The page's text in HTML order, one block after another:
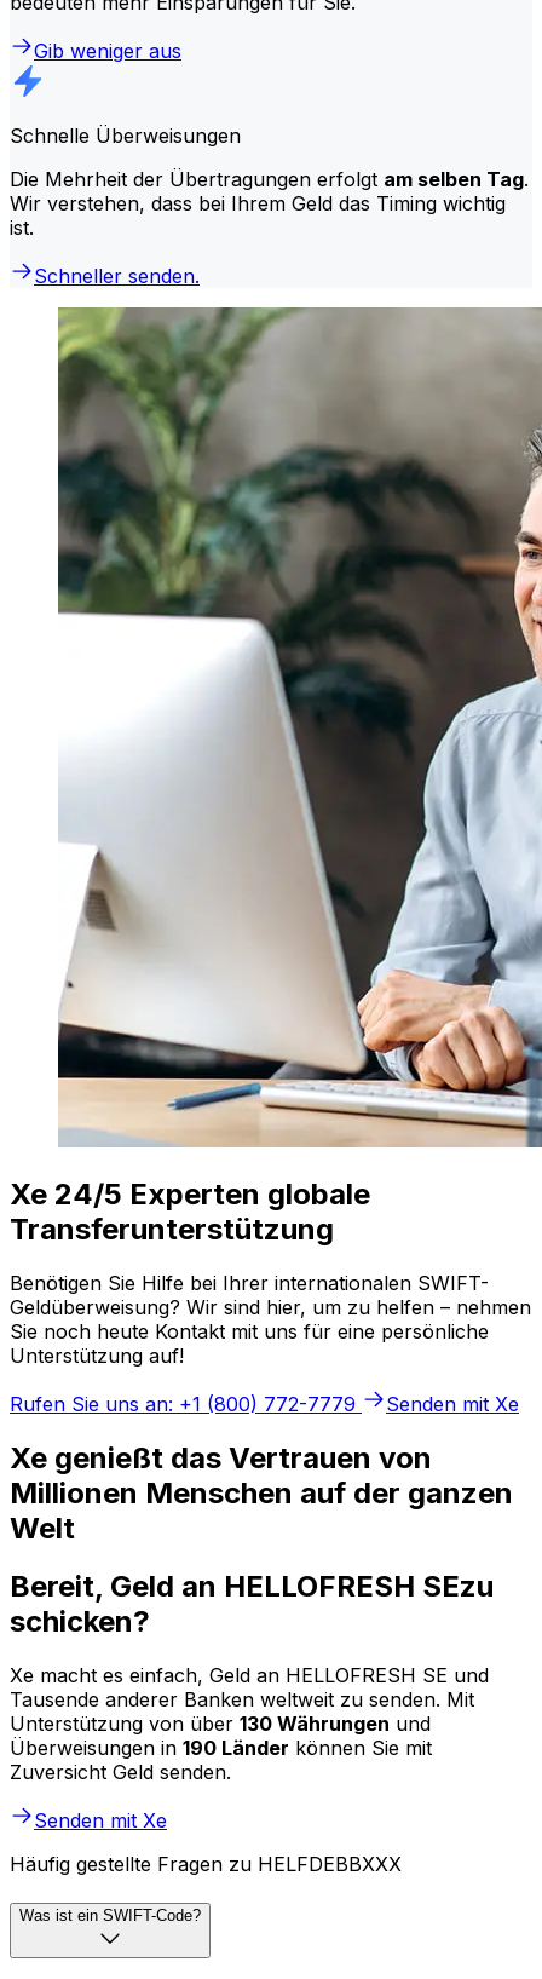
Gib weniger aus
Schnelle Überweisungen
Die Mehrheit der Übertragungen erfolgt am selben Tag.
Wir verstehen, dass bei Ihrem Geld das Timing wichtig
ist.
Schneller senden.
Xe 24/5 Experten globale
Transferunterstützung
Benötigen Sie Hilfe bei Ihrer internationalen SWIFT-
Geldüberweisung? Wir sind hier, um zu helfen – nehmen
Sie noch heute Kontakt mit uns für eine persönliche
Unterstützung auf!
Rufen Sie uns an: +1 (800) 772-7779
Senden mit Xe
Xe genießt das Vertrauen von
Millionen Menschen auf der ganzen
Welt
Bereit, Geld an HELLOFRESH SEzu
schicken?
Xe macht es einfach, Geld an HELLOFRESH SE und
Tausende anderer Banken weltweit zu senden. Mit
Unterstützung von über 130 Währungen und
Überweisungen in 190 Länder können Sie mit
Zuversicht Geld senden.
Senden mit Xe
Häufig gestellte Fragen zu HELFDEBBXXX
Was ist ein SWIFT-Code?